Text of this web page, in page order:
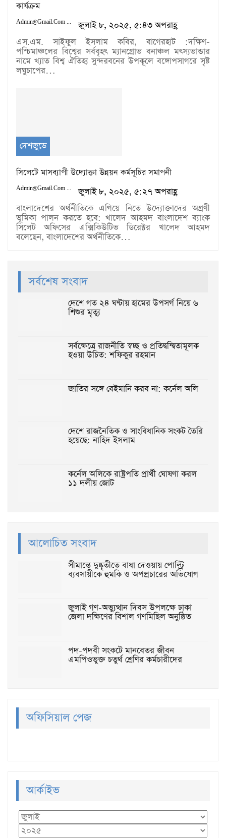
কার্যক্রম
Admin@gmail.com
জুলাই ৮, ২০২৫, ৫:৪৩ অপরাহ্ণ
এস.এম. সাইফুল ইসলাম কবির, বাগেরহাট :দক্ষিণ-
পশ্চিমাঞ্চলের বিশ্বের সর্ববৃহৎ ম্যানগ্রোভ বনাঞ্চল মৎস্যভান্ডার
নামে খ্যাত বিশ্ব ঐতিহ্য সুন্দরবনের উপকূলে বঙ্গোপসাগরে সৃষ্ট
লঘুচাপের…
দেশজুডে
সিলেটে মাসব্যাপী উদ্যোক্তা উন্নয়ন কর্মসূচির সমাপনী
Admin@gmail.com
জুলাই ৮, ২০২৫, ৫:২৭ অপরাহ্ণ
বাংলাদেশের অর্থনীতিকে এগিয়ে নিতে উদ্যোক্তাদের অগ্রণী
ভূমিকা পালন করতে হবে: খালেদ আহমদ বাংলাদেশ ব্যাংক
সিলেট অফিসের এক্সিকিউটিভ ডিরেক্টর খালেদ আহমদ
বলেছেন, বাংলাদেশের অর্থনীতিকে…
সর্বশেষ সংবাদ
দেশে গত ২৪ ঘণ্টায় হামের উপসর্গ নিয়ে ৬
শিশুর মৃত্যু
সর্বক্ষেত্রে রাজনীতি স্বচ্ছ ও প্রতিদ্বন্দ্বিতামূলক
হওয়া উচিত: শফিকুর রহমান
জাতির সঙ্গে বেইমানি করব না: কর্নেল অলি
দেশে রাজনৈতিক ও সাংবিধানিক সংকট তৈরি
হয়েছে: নাহিদ ইসলাম
কর্নেল অলিকে রাষ্ট্রপতি প্রার্থী ঘোষণা করল
১১ দলীয় জোট
আলোচিত সংবাদ
সীমান্তে দুষ্কৃতীতে বাধা দেওয়ায় পোল্ট্রি
ব্যবসায়ীকে হুমকি ও অপপ্রচারের অভিযোগ
জুলাই গণ-অভ্যুত্থান দিবস উপলক্ষে ঢাকা
জেলা দক্ষিণের বিশাল গণমিছিল অনুষ্ঠিত
পদ-পদবী সংকটে মানবেতর জীবন
এমপিওভুক্ত চতুর্থ শ্রেণির কর্মচারীদের
অফিসিয়াল পেজ
আর্কাইভ